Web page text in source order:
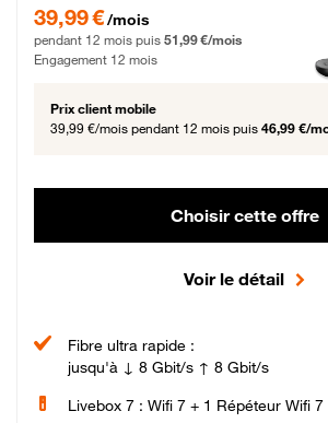
39,99 € par mois pendant 12 mois puis 51,99 €
39,99 €/mois
pendant 12 mois puis 51,99 €/mois
Engagement 12 mois
Prix client mobile
39,99 €/mois pendant 12 mois puis 46,99 €/
Choisir cette offre
Voir le détail
Fibre ultra rapide :
jusqu'à ↓ 8 Gbit/s ↑ 8 Gbit/s
Livebox 7 : Wifi 7 + 1 Répéteur Wifi 7